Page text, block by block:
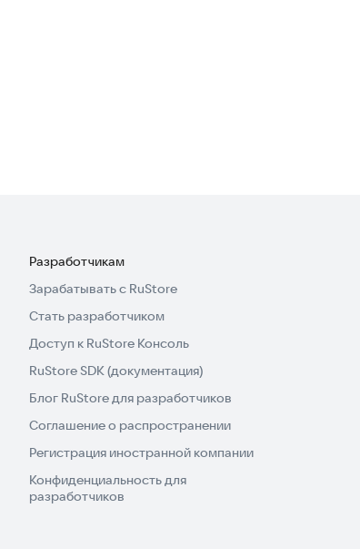
Разработчикам
Зарабатывать с RuStore
Стать разработчиком
Доступ к RuStore Консоль
RuStore SDK (документация)
Блог RuStore для разработчиков
Соглашение о распространении
Регистрация иностранной компании
Конфиденциальность для
разработчиков